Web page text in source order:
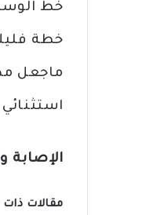
خط
خطة
ماجعل
الإصابة
مقالات